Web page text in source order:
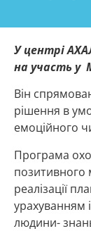
У центрі
на участь у
Він
рішення в
емоційного
Програма
позитивного
реалізації
урахуванням
людини-